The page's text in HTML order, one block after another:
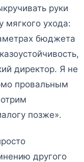
руки
мягкого ухода:
бюджета
директор. Я не
провальным
позже».
другого